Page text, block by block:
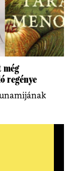
még
regénye